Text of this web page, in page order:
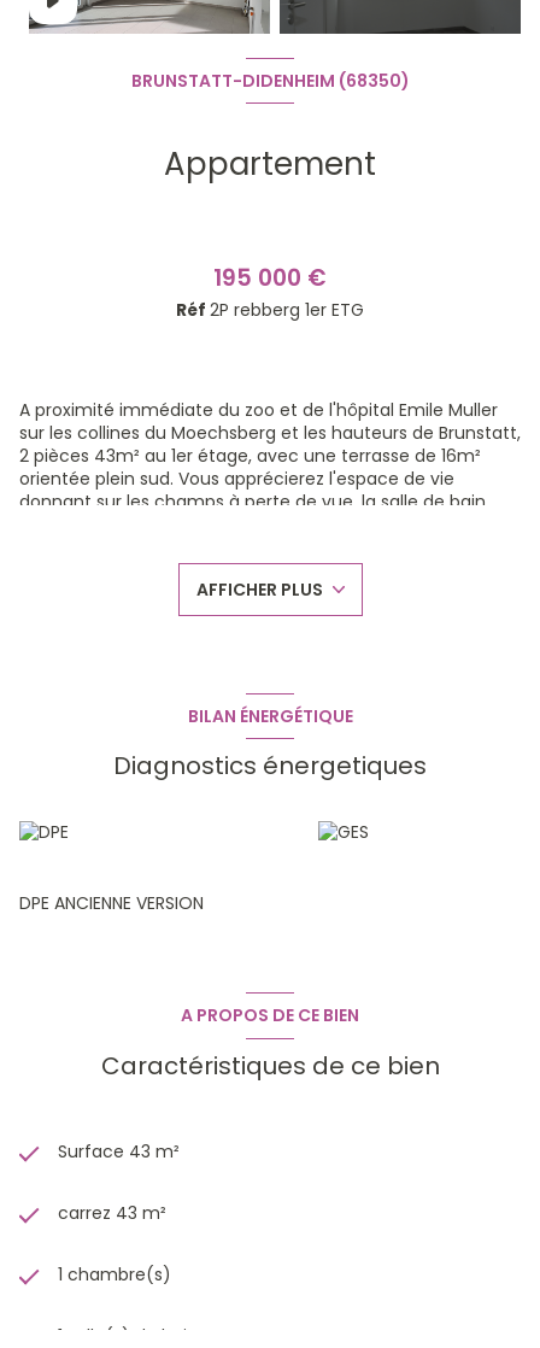
BRUNSTATT-DIDENHEIM (68350)
Appartement
195 000 €
Réf 2P rebberg 1er ETG
A proximité immédiate du zoo et de l'hôpital Emile Muller
sur les collines du Moechsberg et les hauteurs de Brunstatt,
2 pièces 43m² au 1er étage, avec une terrasse de 16m²
orientée plein sud. Vous apprécierez l'espace de vie
donnant sur les champs à perte de vue, la salle de bain
Visite rapide sur rdv pour découvrir nos appartements
achevés dans la première tranche.
vitrées coulissantes, volets motorisés, porte blindée, sols
Nous vous proposons une étude personnalisée de votre
projet. Autres appartements disponibles sur landser ,
renseignements auprès de Valérie Lieb 06.12.70.26.89
Bâtiment B213 , photos appartement achevé dans la 1ère
EMPLACEMENT UNIQUE RIEN DE COMPARABLE SUR LE MARCHE
ACTUELLEMENT
AFFICHER PLUS
BILAN ÉNERGÉTIQUE
Diagnostics énergetiques
DPE ANCIENNE VERSION
A PROPOS DE CE BIEN
Caractéristiques de ce bien
Surface 43 m²
carrez 43 m²
1 chambre(s)
1 salle(s) de bain